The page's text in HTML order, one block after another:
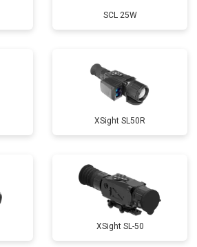
SCL 25W
ХSight SL50R
XSight SL-50